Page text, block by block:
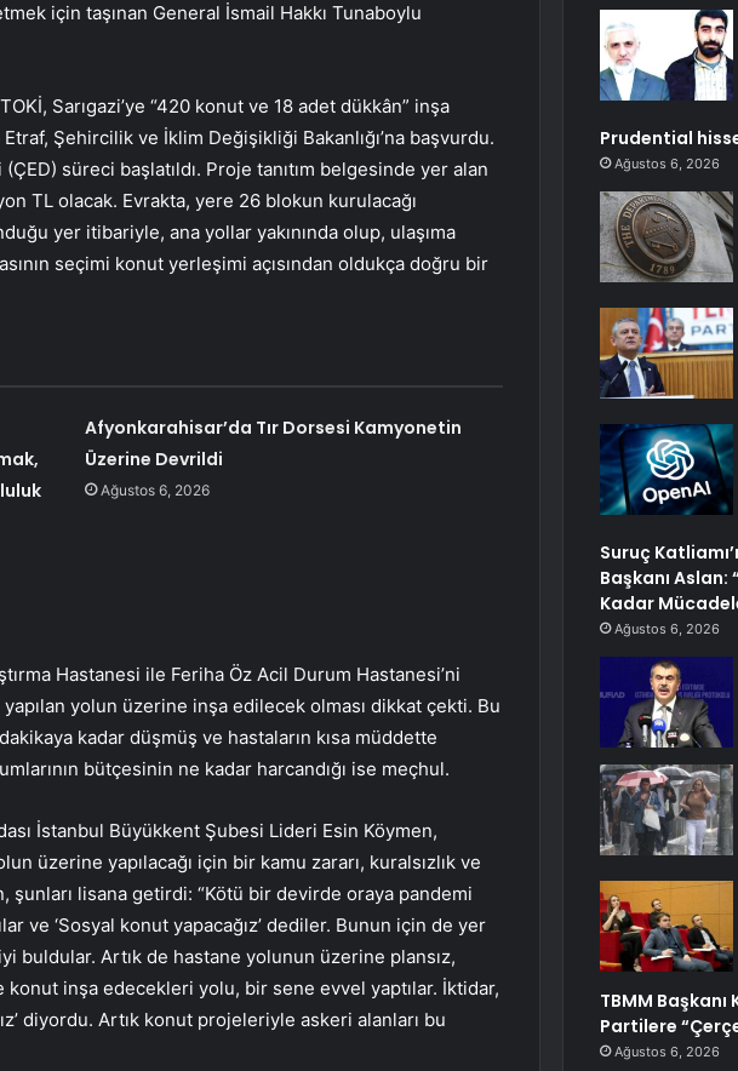
için taşınan General İsmail Hakkı Tunaboylu
Sarıgazi’ye “420 konut ve 18 adet dükkân” inşa
Şehircilik ve İklim Değişikliği Bakanlığı’na başvurdu.
süreci başlatıldı. Proje tanıtım belgesinde yer alan
TL olacak. Evrakta, yere 26 blokun kurulacağı
yer itibariyle, ana yollar yakınında olup, ulaşıma
seçimi konut yerleşimi açısından oldukça doğru bir
Afyonkarahisar’da Tır Dorsesi Kamyonetin
Üzerine Devrildi
Ağustos 6, 2026
Hastanesi ile Feriha Öz Acil Durum Hastanesi’ni
yolun üzerine inşa edilecek olması dikkat çekti. Bu
kadar düşmüş ve hastaların kısa müddette
bütçesinin ne kadar harcandığı ise meçhul.
İstanbul Büyükkent Şubesi Lideri Esin Köymen,
üzerine yapılacağı için bir kamu zararı, kuralsızlık ve
lisana getirdi: “Kötü bir devirde oraya pandemi
ve ‘Sosyal konut yapacağız’ dediler. Bunun için de yer
buldular. Artık de hastane yolunun üzerine plansız,
inşa edecekleri yolu, bir sene evvel yaptılar. İktidar,
diyordu. Artık konut projeleriyle askeri alanları bu
Prudential
Ağustos 6, 2026
Suruç
Başkanı
Kadar
Ağustos 6, 2026
TBMM
Partilere
Ağustos 6, 2026